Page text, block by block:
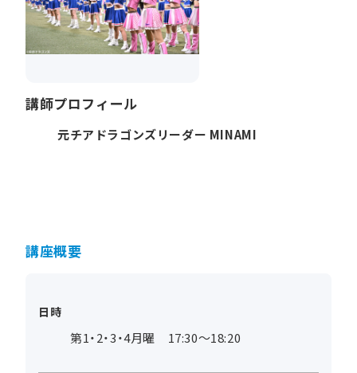
講師プロフィール
元チアドラゴンズリーダー MINAMI
講座概要
日時
第1・2・3・4月曜 17:30～18:20